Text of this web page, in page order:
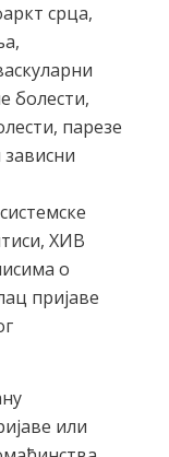
срца,
болести,
парезе
ХИВ
о
пријаве
или